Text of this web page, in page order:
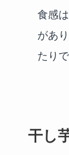
食感
があ
たり
干し